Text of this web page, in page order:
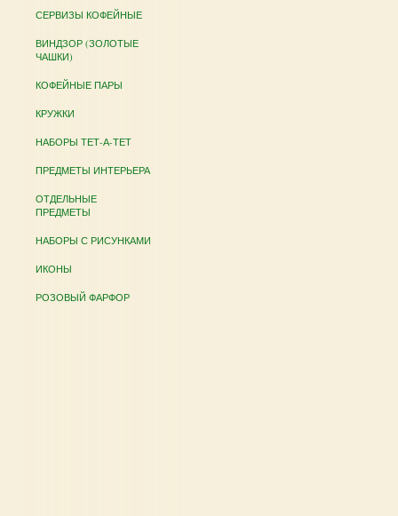
СЕРВИЗЫ КОФЕЙНЫЕ
ВИНДЗОР (ЗОЛОТЫЕ
ЧАШКИ)
КОФЕЙНЫЕ ПАРЫ
КРУЖКИ
НАБОРЫ ТЕТ-А-ТЕТ
ПРЕДМЕТЫ ИНТЕРЬЕРА
ОТДЕЛЬНЫЕ
ПРЕДМЕТЫ
НАБОРЫ С РИСУНКАМИ
ИКОНЫ
РОЗОВЫЙ ФАРФОР